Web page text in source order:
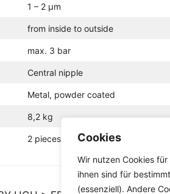
Cookies
Wir nutzen Cookies
ihnen sind für
(essenziell). Andere
1 – 2 µm
from inside to outside
max. 3 bar
Central nipple
Metal, powder coated
8,2 kg
2 pieces